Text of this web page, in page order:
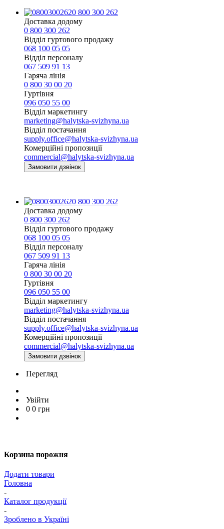
0 800 300 262
Доставка додому
0 800 300 262
Відділ гуртового продажу
068 100 05 05​
Відділ персоналу
067 509 91 13
Гаряча лінія
0 800 30 00 20
Гуртівня
096 050 55 00
Відділ маркетингу
marketing@halytska-svizhyna.ua
Відділ постачання
supply.office@halytska-svizhyna.ua
Комерційні пропозиції
commercial@halytska-svizhyna.ua
Замовити дзвінок
0 800 300 262
Доставка додому
0 800 300 262
Відділ гуртового продажу
068 100 05 05​
Відділ персоналу
067 509 91 13
Гаряча лінія
0 800 30 00 20
Гуртівня
096 050 55 00
Відділ маркетингу
marketing@halytska-svizhyna.ua
Відділ постачання
supply.office@halytska-svizhyna.ua
Комерційні пропозиції
commercial@halytska-svizhyna.ua
Замовити дзвінок
Перегляд
Увійти
0 0 грн
Корзина порожня
Додати товари
Головна
-
Каталог продукції
-
Зроблено в Україні